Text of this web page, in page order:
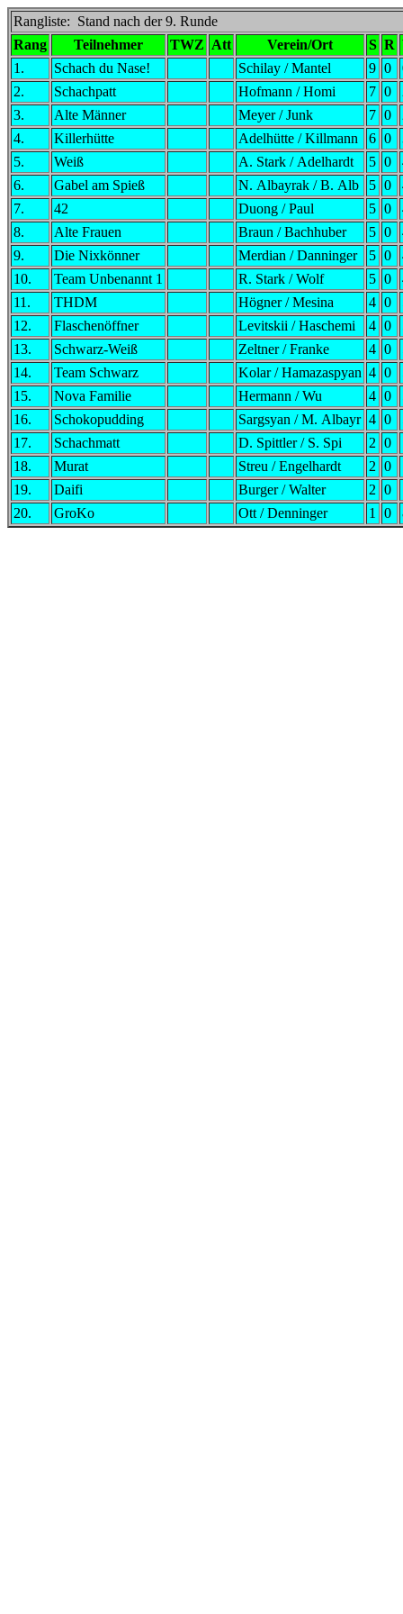
Rangliste: Stand nach der 9. Runde
Rang
Teilnehmer TWZ Att Verein/Ort S R
1.
Schach du Nase! Schilay / Mantel 9 0
2.
Schachpatt Hofmann / Homi 7 0
3.
Alte Männer Meyer / Junk 7 0
4.
Killerhütte Adelhütte / Killmann 6 0
5.
Weiß A. Stark / Adelhardt 5 0
6.
Gabel am Spieß N. Albayrak / B. Alb 5 0
7.
42 Duong / Paul 5 0
8.
Alte Frauen Braun / Bachhuber 5 0
9.
Die Nixkönner Merdian / Danninger 5 0
10.
Team Unbenannt 1 R. Stark / Wolf 5 0
11.
THDM Högner / Mesina 4 0
12.
Flaschenöffner Levitskii / Haschemi 4 0
13.
Schwarz-Weiß Zeltner / Franke 4 0
14.
Team Schwarz Kolar / Hamazaspyan 4 0
15.
Nova Familie Hermann / Wu 4 0
16.
Schokopudding Sargsyan / M. Albayr 4 0
17.
Schachmatt D. Spittler / S. Spi 2 0
18.
Murat Streu / Engelhardt 2 0
19.
Daifi Burger / Walter 2 0
20.
GroKo Ott / Denninger 1 0